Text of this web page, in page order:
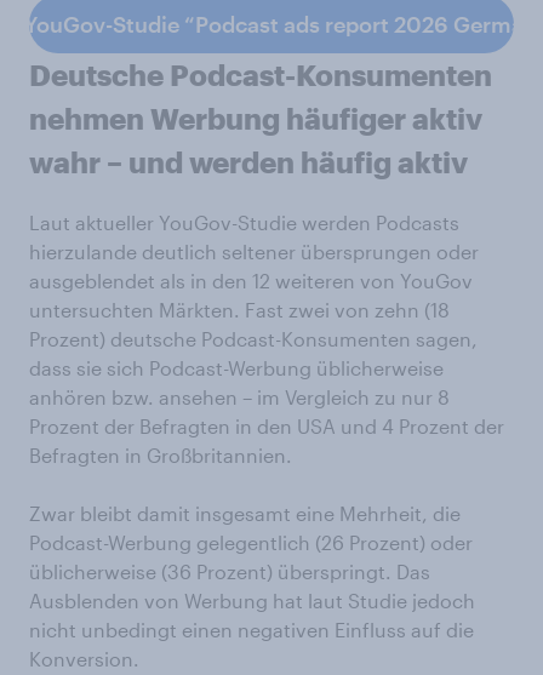
YouGov-Studie “Podcast ads report 2026
Deutsche Podcast-Konsumenten
nehmen Werbung häufiger aktiv
wahr – und werden häufig aktiv
Laut aktueller YouGov-Studie werden Podcasts
hierzulande deutlich seltener übersprungen oder
ausgeblendet als in den 12 weiteren von YouGov
untersuchten Märkten. Fast zwei von zehn (18
Prozent) deutsche Podcast-Konsumenten sagen,
dass sie sich Podcast-Werbung üblicherweise
anhören bzw. ansehen – im Vergleich zu nur 8
Prozent der Befragten in den USA und 4 Prozent der
Befragten in Großbritannien.
Zwar bleibt damit insgesamt eine Mehrheit, die
Podcast-Werbung gelegentlich (26 Prozent) oder
üblicherweise (36 Prozent) überspringt. Das
Ausblenden von Werbung hat laut Studie jedoch
nicht unbedingt einen negativen Einfluss auf die
Konversion.